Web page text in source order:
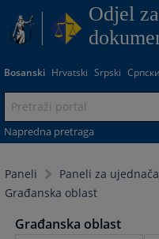
Odjel
Bosanski Hrvatski Srpski Српски
Napredna pretraga
Paneli
Paneli za
Građanska oblast
Građanska oblast